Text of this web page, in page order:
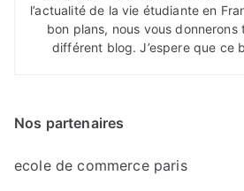
l’actualité de la vie étudiante en
bon plans, nous vous
différent blog. J’espere que ce
Nos partenaires
ecole de commerce paris